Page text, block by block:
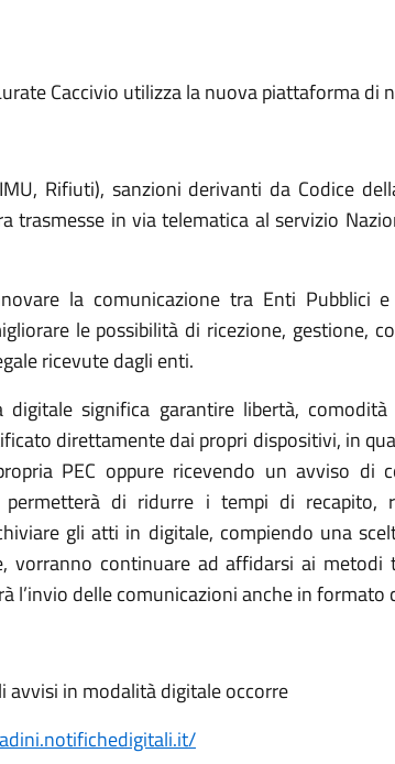
Caccivio utilizza la nuova piattaforma di
Rifiuti), sanzioni derivanti da Codice
trasmesse in via telematica al servizio
la comunicazione tra Enti Pubblici
le possibilità di ricezione, gestione,
ricevute dagli enti.
significa garantire libertà,
direttamente dai propri dispositivi, in
PEC oppure ricevendo un avviso di
permetterà di ridurre i tempi di recapito,
gli atti in digitale, compiendo una
vorranno continuare ad affidarsi ai
l’invio delle comunicazioni anche in formato
avvisi in modalità digitale occorre